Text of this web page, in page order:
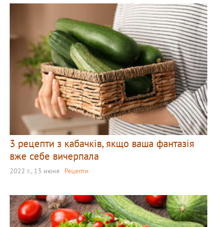
3 рецепти з кабачків, якщо ваша фантазія
вже себе вичерпала
2022 г., 13 июня Рецепти